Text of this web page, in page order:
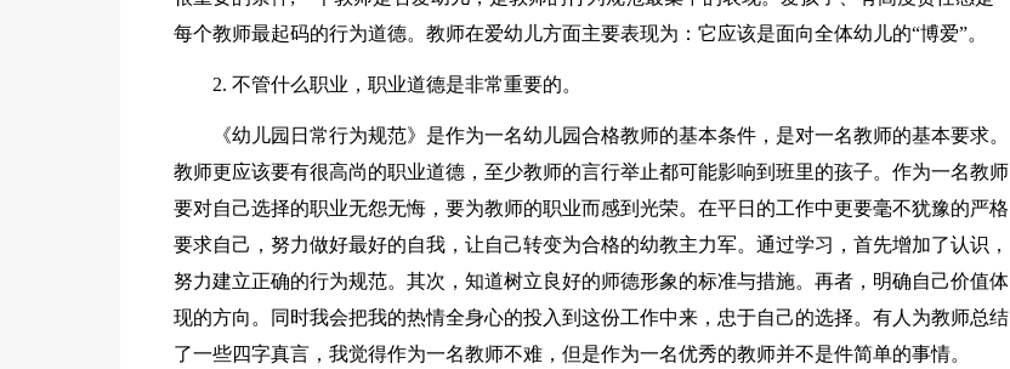
每个教师最起码的行为道德。教师在爱幼儿方面主要表现为：它应该是面向全体幼儿的“博爱”。
2. 不管什么职业，职业道德是非常重要的。
《幼儿园日常行为规范》是作为一名幼儿园合格教师的基本条件，是对一名教师的基本要求。
教师更应该要有很高尚的职业道德，至少教师的言行举止都可能影响到班里的孩子。作为一名教师
要对自己选择的职业无怨无悔，要为教师的职业而感到光荣。在平日的工作中更要毫不犹豫的严格
要求自己，努力做好最好的自我，让自己转变为合格的幼教主力军。通过学习，首先增加了认识，
努力建立正确的行为规范。其次，知道树立良好的师德形象的标准与措施。再者，明确自己价值体
现的方向。同时我会把我的热情全身心的投入到这份工作中来，忠于自己的选择。有人为教师总结
了一些四字真言，我觉得作为一名教师不难，但是作为一名优秀的教师并不是件简单的事情。